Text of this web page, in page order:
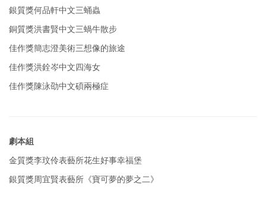
銀質獎何品軒中文三蛹蟲
銅質獎洪書賢中文三蝸牛散步
佳作獎簡志澄美術三想像的旅途
佳作獎洪銓岑中文四海女
佳作獎陳泳劭中文碩兩極症
劇本組
金質獎李玟伶表藝所花生好事幸福堡
銀質獎周宜賢表藝所 《寶可夢的夢之二》